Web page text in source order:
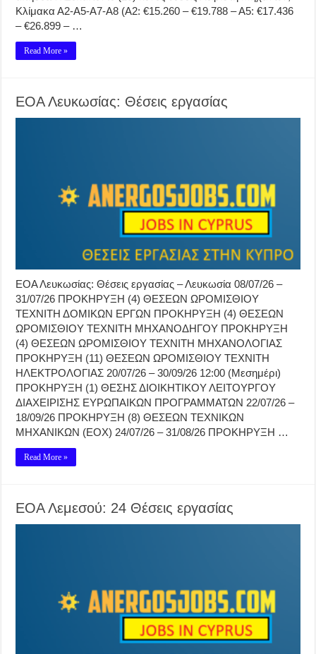
Κλίμακα Α2-Α5-Α7-Α8 (Α2: €15.260 – €19.788 – Α5: €17.436
– €26.899 – …
Read More »
ΕΟΑ Λευκωσίας: Θέσεις εργασίας
ΕΟΑ Λευκωσίας: Θέσεις εργασίας – Λευκωσία 08/07/26 –
31/07/26 ΠΡΟΚΗΡΥΞΗ (4) ΘΕΣΕΩΝ ΩΡΟΜΙΣΘΙΟΥ
ΤΕΧΝΙΤΗ ΔΟΜΙΚΩΝ ΕΡΓΩΝ ΠΡΟΚΗΡΥΞΗ (4) ΘΕΣΕΩΝ
ΩΡΟΜΙΣΘΙΟΥ ΤΕΧΝΙΤΗ ΜΗΧΑΝΟΔΗΓΟΥ ΠΡΟΚΗΡΥΞΗ
(4) ΘΕΣΕΩΝ ΩΡΟΜΙΣΘΙΟΥ ΤΕΧΝΙΤΗ ΜΗΧΑΝΟΛΟΓΙΑΣ
ΠΡΟΚΗΡΥΞΗ (11) ΘΕΣΕΩΝ ΩΡΟΜΙΣΘΙΟΥ ΤΕΧΝΙΤΗ
ΗΛΕΚΤΡΟΛΟΓΙΑΣ 20/07/26 – 30/09/26 12:00 (Μεσημέρι)
ΠΡΟΚΗΡΥΞΗ (1) ΘΕΣΗΣ ΔΙΟΙΚΗΤΙΚΟΥ ΛΕΙΤΟΥΡΓΟΥ
ΔΙΑΧΕΙΡΙΣΗΣ ΕΥΡΩΠΑΙΚΩΝ ΠΡΟΓΡΑΜΜΑΤΩΝ 22/07/26 –
18/09/26 ΠΡΟΚΗΡΥΞΗ (8) ΘΕΣΕΩΝ ΤΕΧΝΙΚΩΝ
ΜΗΧΑΝΙΚΩΝ (ΕΟΧ) 24/07/26 – 31/08/26 ΠΡΟΚΗΡΥΞΗ …
Read More »
ΕΟΑ Λεμεσού: 24 Θέσεις εργασίας